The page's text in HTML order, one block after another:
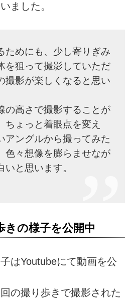
ました。
ためにも、少し寄りぎみ
を狙って撮影していただ
撮影が楽しくなると思い
の高さで撮影することが
ちょっと着眼点を変え
アングルから撮ってみた
色々想像を膨らませなが
いと思います。
きの様子を公開中
はYoutubeにて動画を公
の撮り歩きで撮影された